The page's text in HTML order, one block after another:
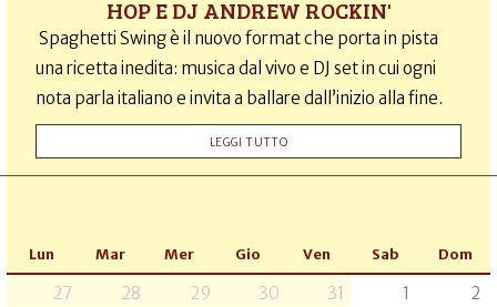
HOP E DJ ANDREW ROCKIN'
Spaghetti Swing è il nuovo format che porta in pista
una ricetta inedita: musica dal vivo e DJ set in cui ogni
nota parla italiano e invita a ballare dall’inizio alla fine.
LEGGI TUTTO
Lun Mar Mer Gio Ven Sab Dom
27 28 29 30 31 1
2